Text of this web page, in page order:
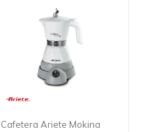
Cafetera Ariete Mokina